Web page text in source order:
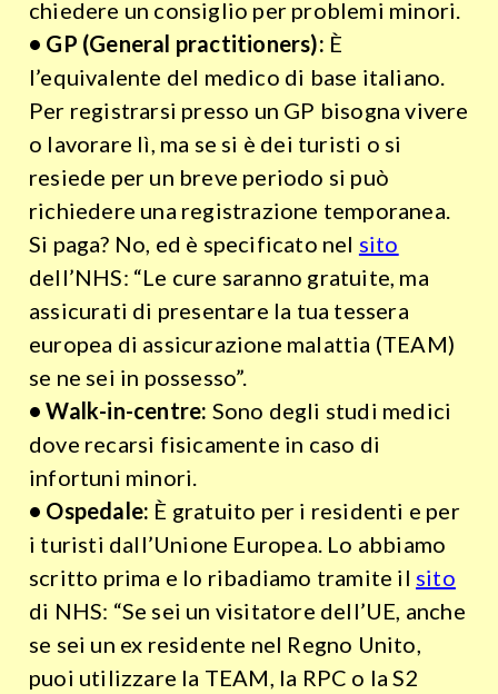
chiedere un consiglio per problemi minori.
• GP (General practitioners): È
l’equivalente del medico di base italiano.
Per registrarsi presso un GP bisogna vivere
o lavorare lì, ma se si è dei turisti o si
resiede per un breve periodo si può
richiedere una registrazione temporanea.
Si paga? No, ed è specificato nel sito
dell’NHS: “Le cure saranno gratuite, ma
assicurati di presentare la tua tessera
europea di assicurazione malattia (TEAM)
se ne sei in possesso”.
• Walk-in-centre: Sono degli studi medici
dove recarsi fisicamente in caso di
infortuni minori.
• Ospedale: È gratuito per i residenti e per
i turisti dall’Unione Europea. Lo abbiamo
scritto prima e lo ribadiamo tramite il sito
di NHS: “Se sei un visitatore dell’UE, anche
se sei un ex residente nel Regno Unito,
puoi utilizzare la TEAM, la RPC o la S2